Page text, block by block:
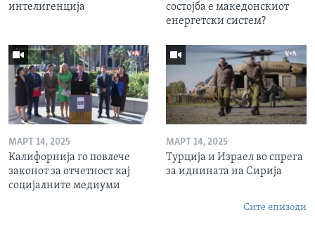
интелигенција
состојба е македонскиот
енергетски систем?
МАРТ 14, 2025
Калифорнија го повлече
законот за отчетност кај
социјалните медиуми
МАРТ 14, 2025
Турција и Израел во спрега
за иднината на Сирија
Сите епизоди